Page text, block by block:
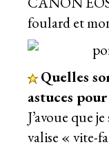
foulard et
Quelles
astuces
J’avoue que
valise « vite-